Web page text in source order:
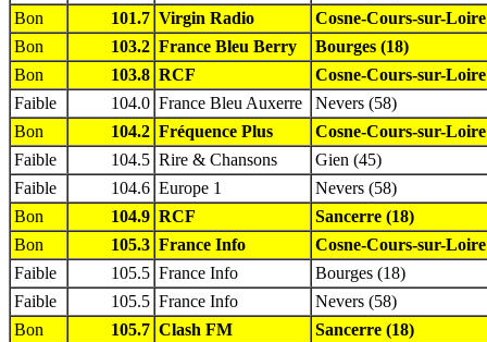
Bon
101.7 Virgin Radio
Cosne-Cours-sur-
Bon
103.2 France Bleu Berry
Bourges (18)
Bon
103.8 RCF
Cosne-Cours-sur-
Faible
104.0 France Bleu Auxerre
Nevers (58)
Bon
104.2 Fréquence Plus
Cosne-Cours-sur-
Faible
104.5 Rire & Chansons
Gien (45)
Faible
104.6 Europe 1
Nevers (58)
Bon
104.9 RCF
Sancerre (18)
Bon
105.3 France Info
Cosne-Cours-sur-
Faible
105.5 France Info
Bourges (18)
Faible
105.5 France Info
Nevers (58)
Bon
105.7 Clash FM
Sancerre (18)